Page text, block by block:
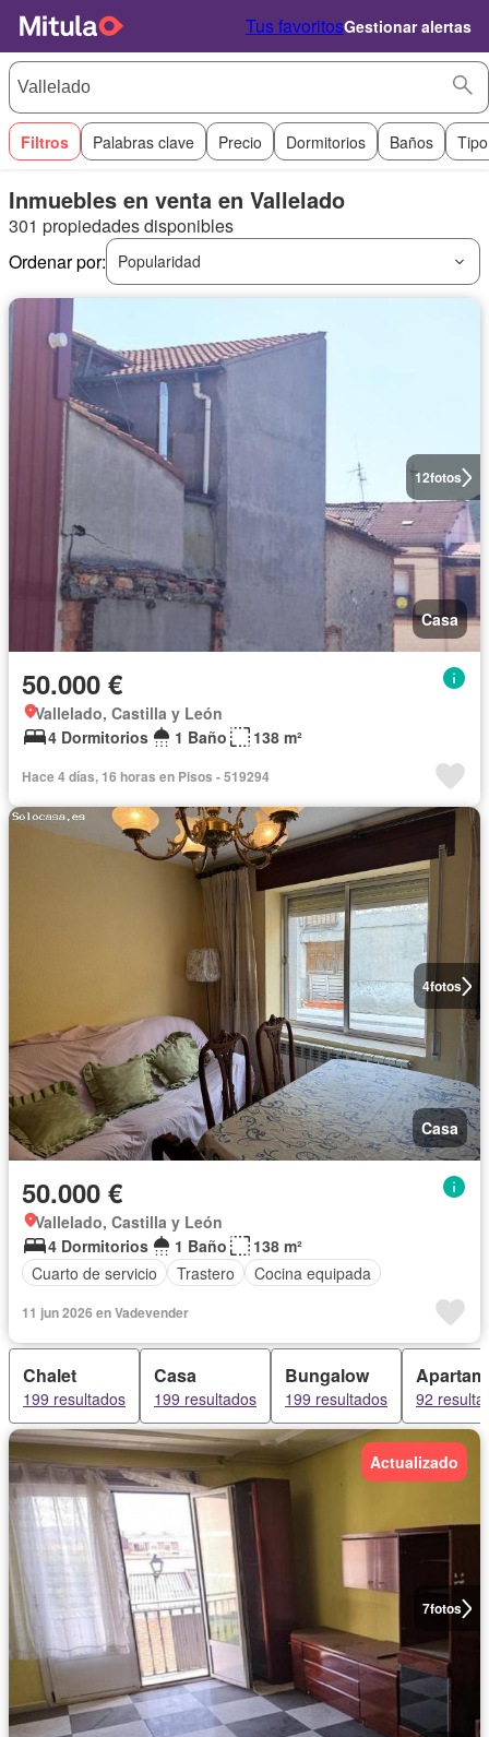
Tus favoritosGestionar alertas
Filtros Palabras clave Precio Dormitorios Baños
Inmuebles en venta en Vallelado
301 propiedades disponibles
Ordenar por:
Popularidad
12fotos
Casa
50.000 €
Vallelado, Castilla y León
4 Dormitorios
1 Baño 138 m²
Hace 4 días, 16 horas en Pisos - 519294
4fotos
Casa
50.000 €
Vallelado, Castilla y León
4 Dormitorios
1 Baño
138 m²
Cuarto de servicio
Trastero Cocina equipada
11 jun 2026 en Vadevender
Chalet
199 resultados
Casa
199 resultados
Bungalow
199 resultados 92
7fotos
Actualizado